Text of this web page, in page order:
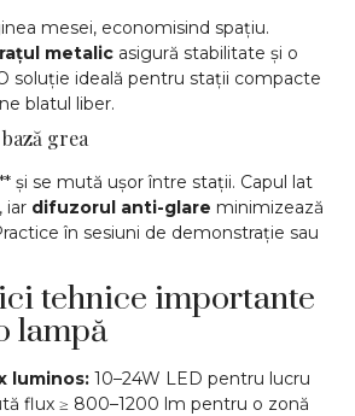
mesei, economisind spațiu.
metalic asigură stabilitate și o
soluție ideală pentru stații compacte
blatul liber.
grea
și se mută ușor între stații. Capul lat
iar difuzorul anti-glare minimizează
în sesiuni de demonstrație sau
tehnice importante
lampă
luminos: 10–24W LED pentru lucru
flux ≥ 800–1200 lm pentru o zonă